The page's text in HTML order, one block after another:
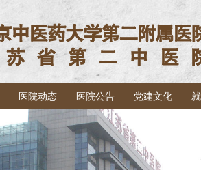
医院动态 医院公告 党建文化